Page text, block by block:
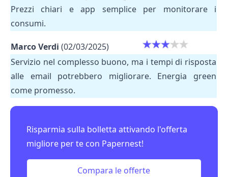
Prezzi chiari e app semplice per monitorare i
consumi.
Marco Verdi (02/03/2025)
Servizio nel complesso buono, ma i tempi di risposta
alle email potrebbero migliorare. Energia green
come promesso.
Risparmia sulla bolletta attivando l'offerta
migliore per te con Papernest!
Compara le offerte